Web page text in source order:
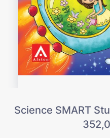
Science SMART